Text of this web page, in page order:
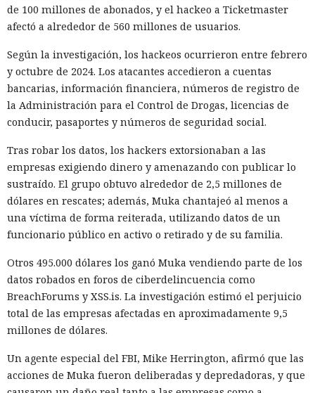
La presión sobre la compañía no es nueva: ya en enero se
recomendó a las organizaciones chinas que renunciaran al
estadounidenses e israelíes de soluciones de
ciberseguridad, incluida Palo Alto Networks. Esta última,
por cierto, se especializa en protección de redes y en la
nube, y tiene oficinas en Pekín, Shanghái, Cantón,
Shenzhen y Macao.
Un escenario similar ya se desarrolló con el fabricante de
chips de memoria Micron Technology. En 2023, la
Administración del Ciberespacio de China determinó que
los productos de la compañía no superaron la revisión y
prohibió a los operadores de infraestructura crítica del país
su adquisición. Como resultado, Micron no pudo restablecer
su negocio y en otoño de 2025 suspendió por completo las
entregas de chips para servidores a los centros de datos
chinos, conservando ventas solo en los sectores automotriz
y móvil.
tiempo que ha superado el marco de aranceles recíprocos y
restricciones a la exportación — ahora están en la mira
empresas concretas y su reputación en mercados
de 100 millones de abonados, y el hackeo a Ticketmaster
afectó a alrededor de 560 millones de usuarios.
Según la investigación, los hackeos ocurrieron entre febrero
y octubre de 2024. Los atacantes accedieron a cuentas
bancarias, información financiera, números de registro de
la Administración para el Control de Drogas, licencias de
conducir, pasaportes y números de seguridad social.
Tras robar los datos, los hackers extorsionaban a las
empresas exigiendo dinero y amenazando con publicar lo
sustraído. El grupo obtuvo alrededor de 2,5 millones de
dólares en rescates; además, Muka chantajeó al menos a
una víctima de forma reiterada, utilizando datos de un
funcionario público en activo o retirado y de su familia.
Otros 495.000 dólares los ganó Muka vendiendo parte de los
datos robados en foros de ciberdelincuencia como
BreachForums y XSS.is. La investigación estimó el perjuicio
total de las empresas afectadas en aproximadamente 9,5
millones de dólares.
Un agente especial del FBI, Mike Herrington, afirmó que las
acciones de Muka fueron deliberadas y depredadoras, y que